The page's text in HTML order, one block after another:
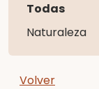
Todas
Naturaleza
Volver